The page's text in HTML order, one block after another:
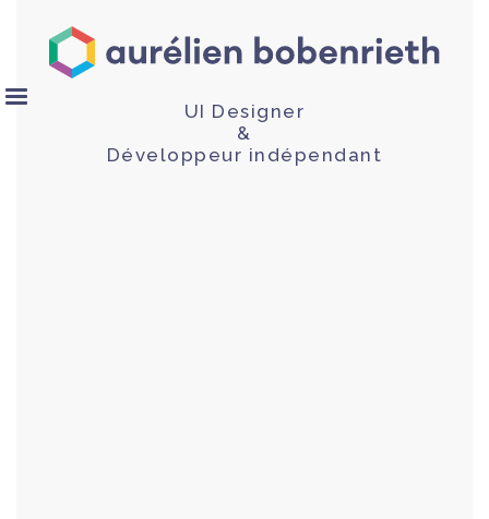
UI Designer
&
Développeur indépendant